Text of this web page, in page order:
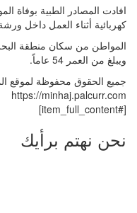
افادت المصادر الطبية بوفاة
كهربائية أثناء العمل داخل
المواطن من سكان منطقة
ويبلغ من العمر 54 عاماً.
جميع الحقوق محفوظة لموقع
https://minhaj.palcurr.com
[#item_full_content]
نحن نهتم برأيك